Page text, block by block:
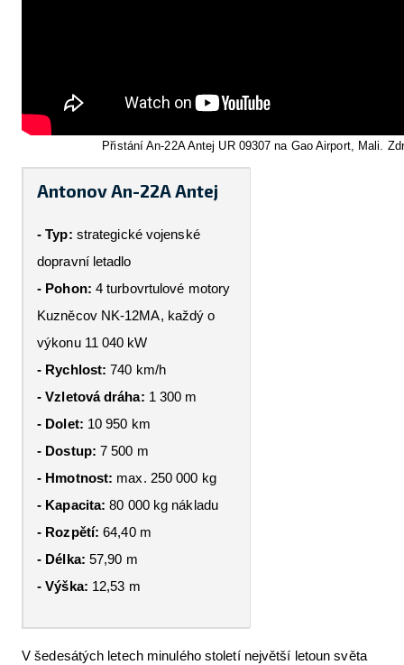
Přistání An-22A Antej UR 09307 na Gao Airport, Mali.
Antonov An-22A Antej
- Typ: strategické vojenské
dopravní letadlo
- Pohon: 4 turbovrtulové motory
Kuzněcov NK-12MA, každý o
výkonu 11 040 kW
- Rychlost: 740 km/h
- Vzletová dráha: 1 300 m
- Dolet: 10 950 km
- Dostup: 7 500 m
- Hmotnost: max. 250 000 kg
- Kapacita: 80 000 kg nákladu
- Rozpětí: 64,40 m
- Délka: 57,90 m
- Výška: 12,53 m
V šedesátých letech minulého století největší letoun světa